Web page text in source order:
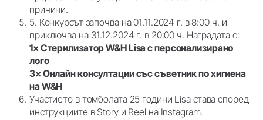
причини.
5. Конкурсът започва на 01.11.2024 г. в 8:00 ч. и
приключва на 31.12.2024 г. в 20:00 ч. Наградата е:
1× Стерилизатор W&H Lisa с персонализирано
лого
3× Онлайн консултации със съветник по хигиена
на W&H
Участието в томболата 25 години Lisa става според
инструкциите в Story и Reel на Instagram.